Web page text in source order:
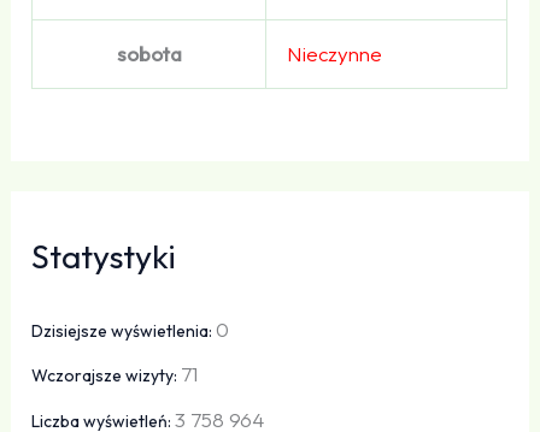
sobota Nieczynne
Statystyki
Dzisiejsze wyświetlenia: 0
Wczorajsze wizyty: 71
Liczba wyświetleń:3 758 964